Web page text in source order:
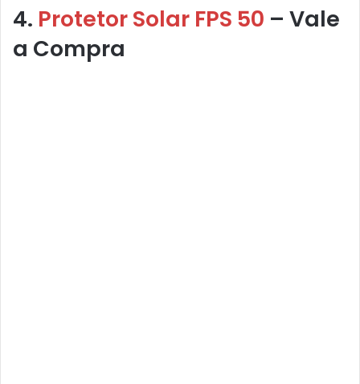
4. Protetor Solar FPS 50 – Vale
a Compra